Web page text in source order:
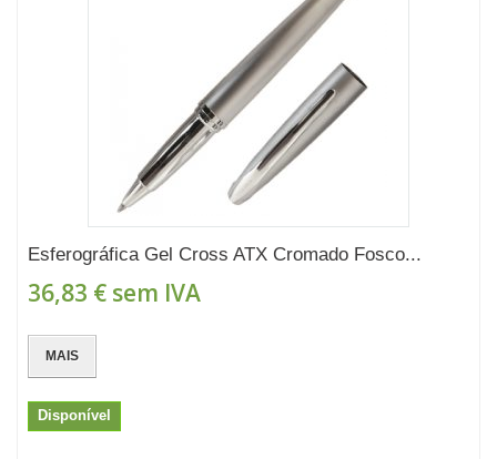
Esferográfica Gel Cross ATX Cromado Fosco...
36,83 € sem IVA
MAIS
Disponível